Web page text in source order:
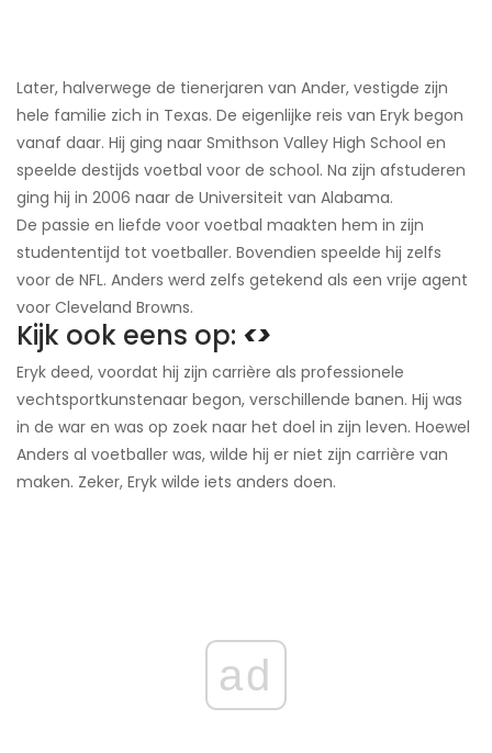
Later, halverwege de tienerjaren van Ander, vestigde zijn
hele familie zich in Texas. De eigenlijke reis van Eryk begon
vanaf daar. Hij ging naar Smithson Valley High School en
speelde destijds voetbal voor de school. Na zijn afstuderen
ging hij in 2006 naar de Universiteit van Alabama.
De passie en liefde voor voetbal maakten hem in zijn
studententijd tot voetballer. Bovendien speelde hij zelfs
voor de NFL. Anders werd zelfs getekend als een vrije agent
voor Cleveland Browns.
Kijk ook eens op: <>
Eryk deed, voordat hij zijn carrière als professionele
vechtsportkunstenaar begon, verschillende banen. Hij was
in de war en was op zoek naar het doel in zijn leven. Hoewel
Anders al voetballer was, wilde hij er niet zijn carrière van
maken. Zeker, Eryk wilde iets anders doen.
ad